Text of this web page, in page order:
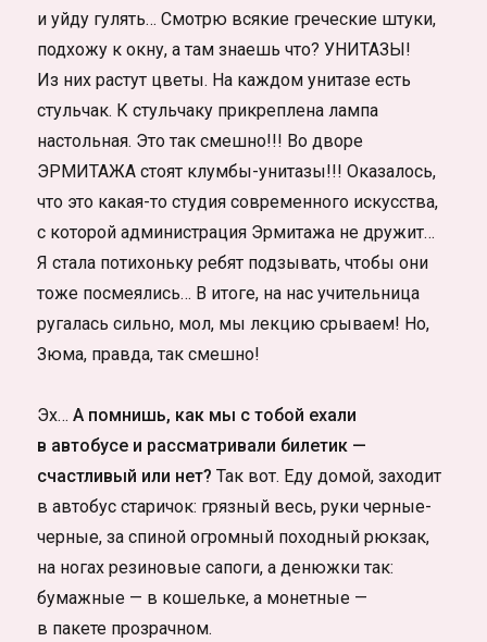
и уйду гулять… Смотрю всякие греческие штуки,
подхожу к окну, а там знаешь что? УНИТАЗЫ!
Из них растут цветы. На каждом унитазе есть
стульчак. К стульчаку прикреплена лампа
настольная. Это так смешно!!! Во дворе
ЭРМИТАЖА стоят клумбы-унитазы!!! Оказалось,
что это какая-то студия современного искусства,
с которой администрация Эрмитажа не дружит…
Я стала потихоньку ребят подзывать, чтобы они
тоже посмеялись… В итоге, на нас учительница
ругалась сильно, мол, мы лекцию срываем! Но,
Зюма, правда, так смешно!
Эх…А помнишь, как мы с тобой ехали
в автобусе и рассматривали билетик —
счастливый или нет? Так вот. Еду домой, заходит
в автобус старичок: грязный весь, руки черные-
черные, за спиной огромный походный рюкзак,
на ногах резиновые сапоги, а денюжки так:
бумажные — в кошельке, а монетные —
в пакете прозрачном.